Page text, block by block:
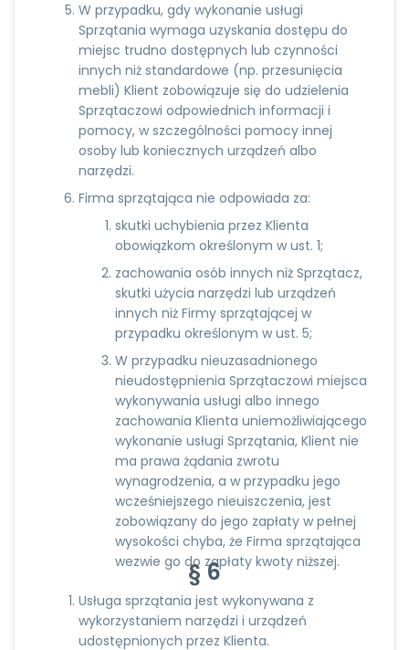
W przypadku, gdy wykonanie usługi
Sprzątania wymaga uzyskania dostępu do
miejsc trudno dostępnych lub czynności
innych niż standardowe (np. przesunięcia
mebli) Klient zobowiązuje się do udzielenia
Sprzątaczowi odpowiednich informacji i
pomocy, w szczególności pomocy innej
osoby lub koniecznych urządzeń albo
narzędzi.
Firma sprzątająca nie odpowiada za:
skutki uchybienia przez Klienta
obowiązkom określonym w ust. 1;
zachowania osób innych niż Sprzątacz,
skutki użycia narzędzi lub urządzeń
innych niż Firmy sprzątającej w
przypadku określonym w ust. 5;
W przypadku nieuzasadnionego
nieudostępnienia Sprzątaczowi miejsca
wykonywania usługi albo innego
zachowania Klienta uniemożliwiającego
wykonanie usługi Sprzątania, Klient nie
ma prawa żądania zwrotu
wynagrodzenia, a w przypadku jego
wcześniejszego nieuiszczenia, jest
zobowiązany do jego zapłaty w pełnej
wysokości chyba, że Firma sprzątająca
wezwie go do zapłaty kwoty niższej.
§ 6
Usługa sprzątania jest wykonywana z
wykorzystaniem narzędzi i urządzeń
udostępnionych przez Klienta.